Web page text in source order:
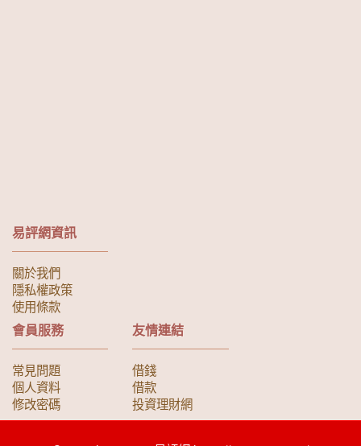
易評網資訊
關於我們
隱私權政策
使用條款
會員服務
常見問題
個人資料
修改密碼
友情連結
借錢
借款
投資理財網